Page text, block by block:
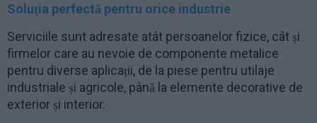
Soluția perfectă pentru orice industrie
Serviciile sunt adresate atât persoanelor fizice, cât și
firmelor care au nevoie de componente metalice
pentru diverse aplicații, de la piese pentru utilaje
industriale și agricole, până la elemente decorative de
exterior și interior.